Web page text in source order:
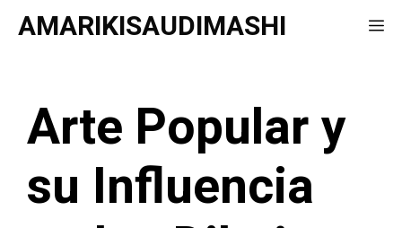
Saltar
AMARIKISAUDIMASHI
Arte Popular y
su Influencia